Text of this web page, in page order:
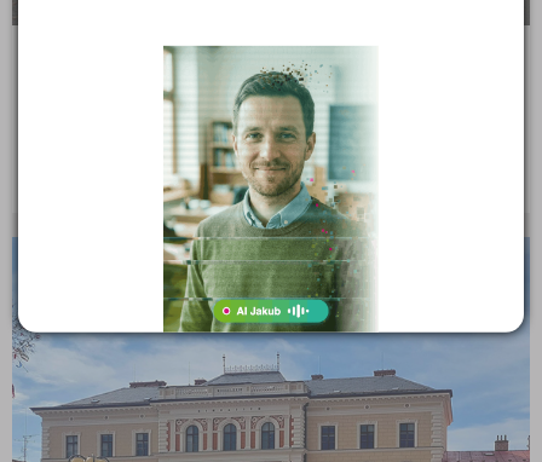
Gymnázium K. V. Raise a Střední odborné učiliště,
Hlinsko, Adámkova 55
Adámkova 55, 53901 Hlinsko
Ředitel: RNDr. Rostislav Dvořáček